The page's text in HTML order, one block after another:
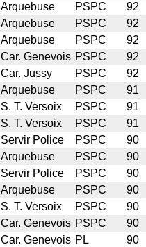
Arquebuse PSPC
92
Arquebuse PSPC
92
Arquebuse PSPC
92
Car. Genevois PSPC
92
Car. Jussy PSPC
92
Arquebuse PSPC
91
S. T. Versoix PSPC
91
S. T. Versoix PSPC
91
Servir Police PSPC
90
Arquebuse PSPC
90
Servir Police PSPC
90
Arquebuse PSPC
90
S. T. Versoix PSPC
90
Car. Genevois PSPC
90
Car. Genevois PL
90